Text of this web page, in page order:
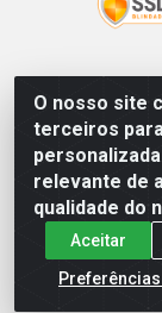
O nosso site
terceiros
relevante de
qualidade do
Aceitar
Zein Importação
- 12º e